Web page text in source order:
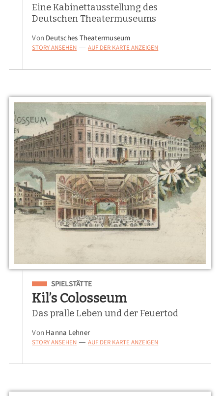
Eine Kabinettausstellung des
Deutschen Theatermuseums
Von Deutsches Theatermuseum
STORY ANSEHEN — AUF DER KARTE ANZEIGEN
Eingeordnet unter
SPIELSTÄTTE
Kil’s Colosseum
Das pralle Leben und der Feuertod
Von Hanna Lehner
STORY ANSEHEN — AUF DER KARTE ANZEIGEN